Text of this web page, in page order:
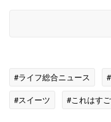
#ライフ総合ニュース
#スイーツ
#これはす